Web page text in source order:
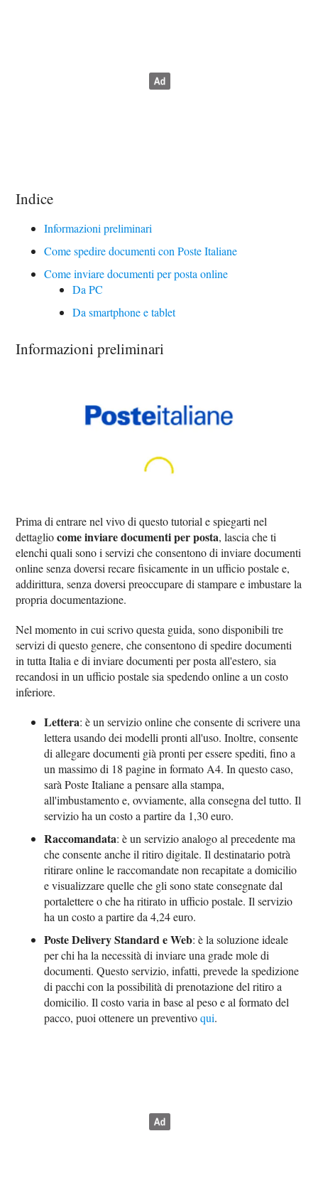
Indice
Informazioni preliminari
Come spedire documenti con Poste Italiane
Come inviare documenti per posta online
Da PC
Da smartphone e tablet
Informazioni preliminari
Prima di entrare nel vivo di questo tutorial e spiegarti nel
dettagliocome inviare documenti per posta, lascia che ti
elenchi quali sono i servizi che consentono di inviare documenti
online senza doversi recare fisicamente in un ufficio postale e,
addirittura, senza doversi preoccupare di stampare e imbustare la
propria documentazione.
Nel momento in cui scrivo questa guida, sono disponibili tre
servizi di questo genere, che consentono di spedire documenti
in tutta Italia e di inviare documenti per posta all'estero, sia
recandosi in un ufficio postale sia spedendo online a un costo
inferiore.
Lettera: è un servizio online che consente di scrivere una
lettera usando dei modelli pronti all'uso. Inoltre, consente
di allegare documenti già pronti per essere spediti, fino a
un massimo di 18 pagine in formato A4. In questo caso,
sarà Poste Italiane a pensare alla stampa,
all'imbustamento e, ovviamente, alla consegna del tutto. Il
servizio ha un costo a partire da 1,30 euro.
Raccomandata: è un servizio analogo al precedente ma
che consente anche il ritiro digitale. Il destinatario potrà
ritirare online le raccomandate non recapitate a domicilio
e visualizzare quelle che gli sono state consegnate dal
portalettere o che ha ritirato in ufficio postale. Il servizio
ha un costo a partire da 4,24 euro.
Poste Delivery Standard e Web: è la soluzione ideale
per chi ha la necessità di inviare una grade mole di
documenti. Questo servizio, infatti, prevede la spedizione
di pacchi con la possibilità di prenotazione del ritiro a
domicilio. Il costo varia in base al peso e al formato del
pacco, puoi ottenere un preventivoqui.